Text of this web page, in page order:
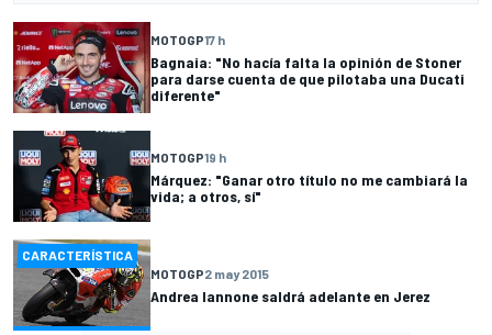
MOTOGP17 h
Bagnaia: "No hacía falta la opinión de Stoner
para darse cuenta de que pilotaba una Ducati
diferente"
MOTOGP19 h
Márquez: "Ganar otro título no me cambiará la
vida; a otros, sí"
CARACTERÍSTICA
MOTOGP2 may 2015
Andrea Iannone saldrá adelante en Jerez